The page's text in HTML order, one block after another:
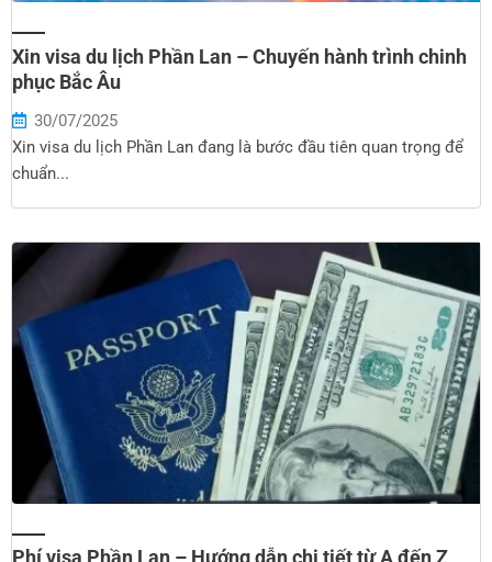
Xin visa du lịch Phần Lan – Chuyến hành trình chinh
phục Bắc Âu
Xin visa du lịch Phần Lan đang là bước đầu tiên quan trọng để
chuẩn...
30/07/2025